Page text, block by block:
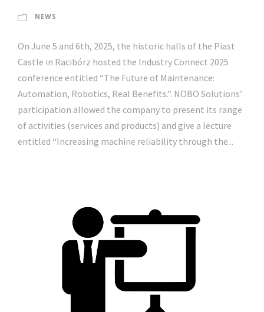
NEWS
On June 5 and 6th, 2025, the historic halls of the Piast
Castle in Racibórz hosted the Industry Connect 2025
conference entitled “The Future of Maintenance:
Automation, Robotics, Real Benefits.”. NOBO Solutions’
participation allowed the company to present its range
of activities (services and products) and give a lecture
entitled “Increasing machine reliability through the...